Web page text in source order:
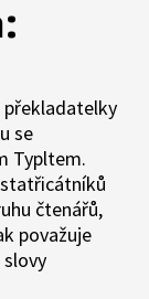
překladatelky
se
Typltem.
čtenářů,
považuje